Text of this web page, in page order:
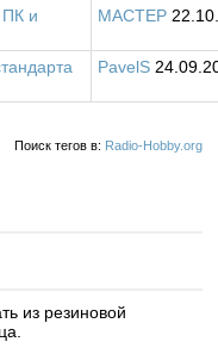
ПК и
MACTEP
PavelS
Поиск тегов в: Radio-Hobby.org
из резиновой